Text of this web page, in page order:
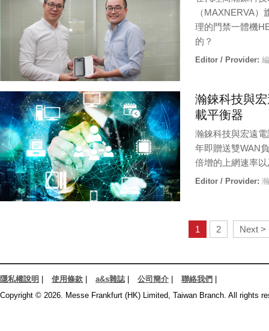
（MAXNERVA
理的門禁一體機
的？
Editor / Provider:
瀚錸科技與
載平衡器
瀚錸科技與宏遠
年即贈送雙WAN
倍增的上網速率
Editor / Provider:
1 2 Next >
隱私權說明 使用條款 a&s雜誌| 公司簡介 聯絡我們
Copyright © 2026. Messe Frankfurt (HK) Limited, Taiwan Branch. All rights